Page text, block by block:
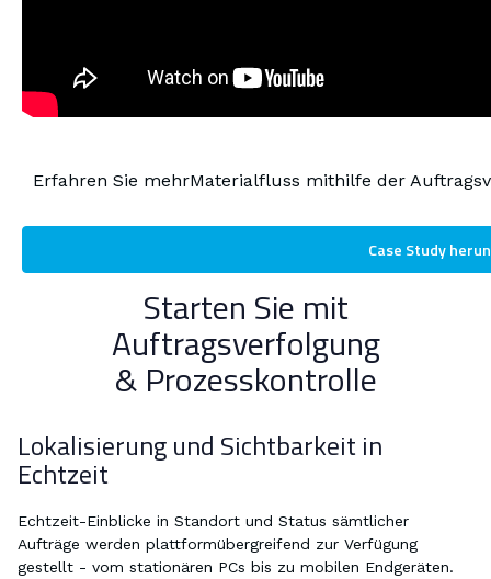
Erfahren Sie mehrMaterialfluss mithilfe der
Case Study
Starten Sie mit
Auftragsverfolgung
& Prozesskontrolle
Lokalisierung und Sichtbarkeit in
Echtzeit
Echtzeit-Einblicke in Standort und Status sämtlicher
Aufträge werden plattformübergreifend zur Verfügung
gestellt - vom stationären PCs bis zu mobilen Endgeräten.